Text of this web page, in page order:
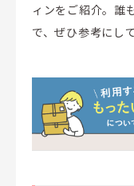
ィンをご紹介。誰
で、ぜひ参考にし